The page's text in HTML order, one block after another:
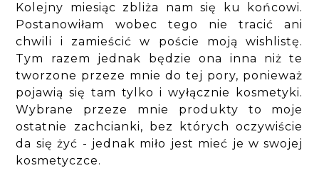
Kolejny miesiąc zbliża nam się ku końcowi.
Postanowiłam wobec tego nie tracić ani
chwili i zamieścić w poście moją wishlistę.
Tym razem jednak będzie ona inna niż te
tworzone przeze mnie do tej pory, ponieważ
pojawią się tam tylko i wyłącznie kosmetyki.
Wybrane przeze mnie produkty to moje
ostatnie zachcianki, bez których oczywiście
da się żyć - jednak miło jest mieć je w swojej
kosmetyczce.